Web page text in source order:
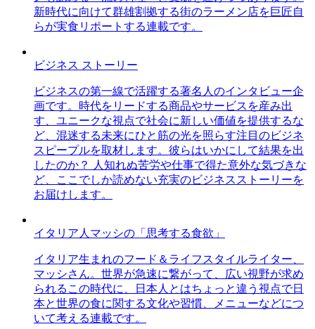
新時代に向けて群雄割拠する街のラーメン店を巨匠自
らが実食リポートする連載です。
ビジネス ストーリー
ビジネスの第一線で活躍する著名人のインタビュー企
画です。時代をリードする商品やサービスを産み出
す、ユニークな視点で社会に新しい価値を提供するな
ど、混迷する未来にひと筋の光を照らす注目のビジネ
スピープルを取材します。彼らはいかにして結果を出
したのか？ 人知れぬ苦労や仕事で得た意外な気づきな
ど、ここでしか読めない充実のビジネスストーリーを
お届けします。
イタリア人マッシの「思考する食欲」
イタリア生まれのフード＆ライフスタイルライター、
マッシさん。世界が急速に繋がって、広い視野が求め
られるこの時代に、日本人とはちょっと違う視点で日
本と世界の食に関する文化や習慣、メニューなどにつ
いて考える連載です。